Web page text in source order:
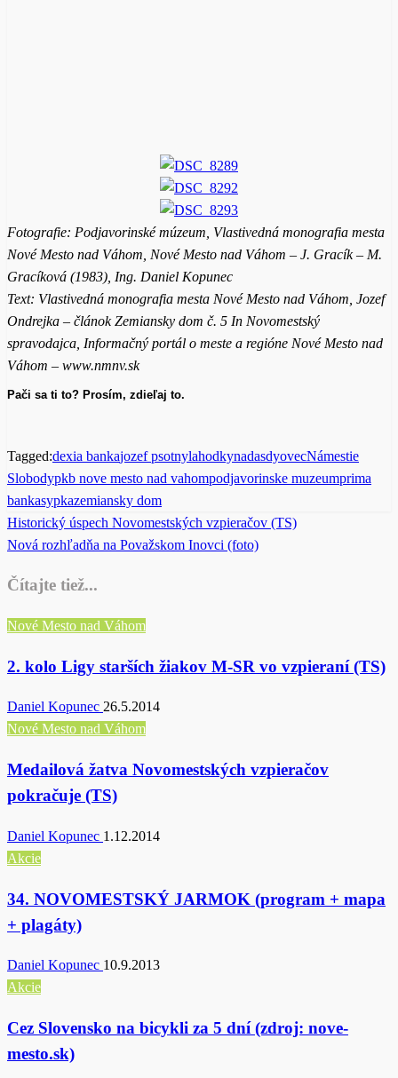
Fotografie: Podjavorinské múzeum, Vlastivedná monografia mesta
Nové Mesto nad Váhom, Nové Mesto nad Váhom – J. Gracík – M.
Gracíková (1983), Ing. Daniel Kopunec
Text: Vlastivedná monografia mesta Nové Mesto nad Váhom, Jozef
Ondrejka – článok Zemiansky dom č. 5 In Novomestský
spravodajca, Informačný portál o meste a regióne Nové Mesto nad
Váhom – www.nmnv.sk
Pači sa ti to? Prosím, zdieľaj to.
Tagged:dexia bankajozef psotnylahodkynadasdyovecNámestie
Slobodypkb nove mesto nad vahompodjavorinske muzeumprima
bankasypkazemiansky dom
Post
Previous
Post
Historický úspech Novomestských vzpieračov (TS)
Next
Nová rozhľadňa na Považskom Inovci (foto)
Čítajte tiež...
Nové Mesto nad Váhom
2. kolo Ligy starších žiakov M-SR vo vzpieraní (TS)
Daniel Kopunec 26.5.2014
Nové Mesto nad Váhom
Medailová žatva Novomestských vzpieračov
pokračuje (TS)
Daniel Kopunec 1.12.2014
Akcie
34. NOVOMESTSKÝ JARMOK (program + mapa
+ plagáty)
Daniel Kopunec 10.9.2013
Akcie
Cez Slovensko na bicykli za 5 dní (zdroj: nove-
mesto.sk)